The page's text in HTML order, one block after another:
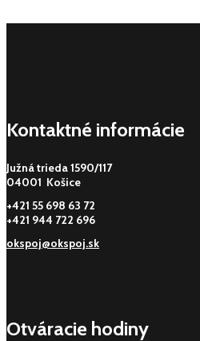
Kontaktné informácie
Južná trieda 1590/117
04001 Košice
+421 55 698 63 72
+421 944 722 696
okspoj@okspoj.sk
Otváracie hodiny